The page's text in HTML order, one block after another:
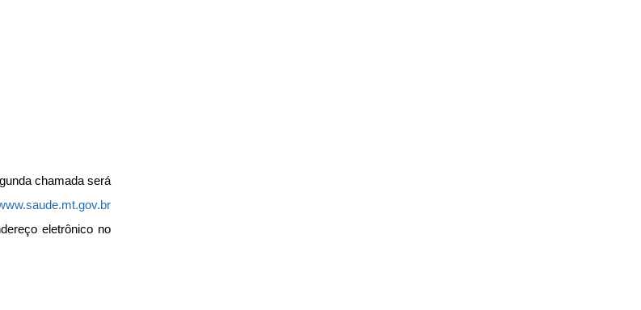
chamada será
eletrônico no